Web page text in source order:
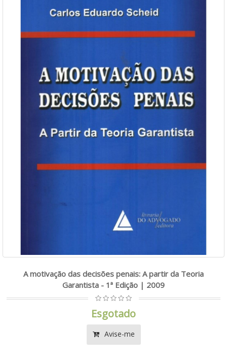
A motivação das decisões penais: A partir da Teoria
Garantista - 1ª Edição | 2009
Esgotado
Avise-me